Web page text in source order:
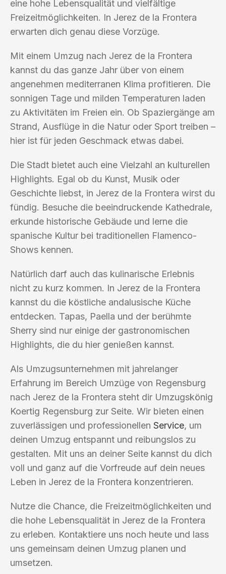
eine hohe Lebensqualität und vielfältige
Freizeitmöglichkeiten. In Jerez de la Frontera
erwarten dich genau diese Vorzüge.
Mit einem Umzug nach Jerez de la Frontera
kannst du das ganze Jahr über von einem
angenehmen mediterranen Klima profitieren. Die
sonnigen Tage und milden Temperaturen laden
zu Aktivitäten im Freien ein. Ob Spaziergänge am
Strand, Ausflüge in die Natur oder Sport treiben –
hier ist für jeden Geschmack etwas dabei.
Die Stadt bietet auch eine Vielzahl an kulturellen
Highlights. Egal ob du Kunst, Musik oder
Geschichte liebst, in Jerez de la Frontera wirst du
fündig. Besuche die beeindruckende Kathedrale,
erkunde historische Gebäude und lerne die
spanische Kultur bei traditionellen Flamenco-
Shows kennen.
Natürlich darf auch das kulinarische Erlebnis
nicht zu kurz kommen. In Jerez de la Frontera
kannst du die köstliche andalusische Küche
entdecken. Tapas, Paella und der berühmte
Sherry sind nur einige der gastronomischen
Highlights, die du hier genießen kannst.
Als Umzugsunternehmen mit jahrelanger
Erfahrung im Bereich Umzüge von Regensburg
nach Jerez de la Frontera steht dir Umzugskönig
Koertig Regensburg zur Seite. Wir bieten einen
zuverlässigen und professionellen Service, um
deinen Umzug entspannt und reibungslos zu
gestalten. Mit uns an deiner Seite kannst du dich
voll und ganz auf die Vorfreude auf dein neues
Leben in Jerez de la Frontera konzentrieren.
Nutze die Chance, die Freizeitmöglichkeiten und
die hohe Lebensqualität in Jerez de la Frontera
zu erleben. Kontaktiere uns noch heute und lass
uns gemeinsam deinen Umzug planen und
umsetzen.